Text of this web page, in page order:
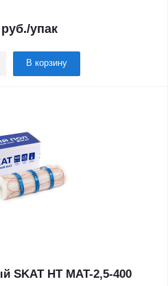
/упак
В корзину
SKAT HT MAT-2,5-400